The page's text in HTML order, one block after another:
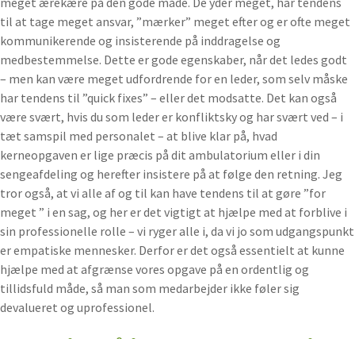
til at tage meget ansvar, ”mærker” meget efter og er ofte meget
kommunikerende og insisterende på inddragelse og
medbestemmelse. Dette er gode egenskaber, når det ledes godt
– men kan være meget udfordrende for en leder, som selv måske
har tendens til ”quick fixes” – eller det modsatte. Det kan også
være svært, hvis du som leder er konfliktsky og har svært ved – i
tæt samspil med personalet – at blive klar på, hvad
kerneopgaven er lige præcis på dit ambulatorium eller i din
sengeafdeling og herefter insistere på at følge den retning. Jeg
tror også, at vi alle af og til kan have tendens til at gøre ”for
meget ” i en sag, og her er det vigtigt at hjælpe med at forblive i
sin professionelle rolle – vi ryger alle i, da vi jo som udgangspunkt
er empatiske mennesker. Derfor er det også essentielt at kunne
hjælpe med at afgrænse vores opgave på en ordentlig og
tillidsfuld måde, så man som medarbejder ikke føler sig
devalueret og uprofessionel.